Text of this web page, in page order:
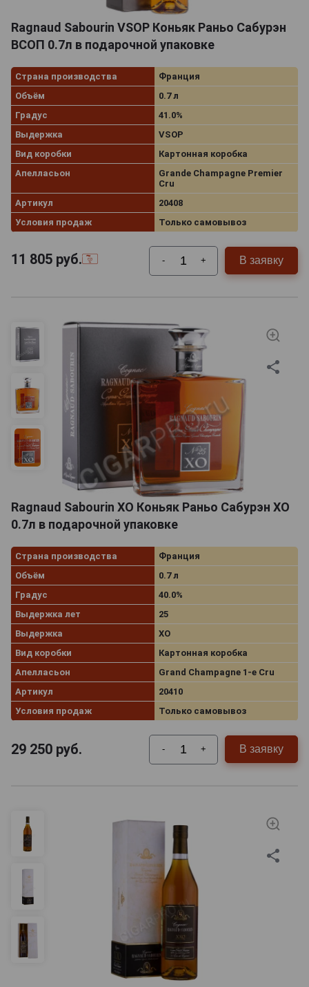
Коньячные дома такого ранга, как правило, не
практикуют применение и добавление карамели и
фильтрацию. Аромат
коньякаимеет оттенки
лимонного дерева и гоцианта, что говорит о
благородстве происхождения напитка. Цвет янтарно-
золотистый. Послевкусие приятное и
продолжительное.
Ragnaud Sabourin VSOP Коньяк Раньо Сабурэн
ВСОП 0.7л в подарочной упаковке
Страна производства
Франция
Объём
0.7 л
Градус
41.0%
Выдержка
VSOP
Вид коробки
Картонная коробка
Апелласьон
Grande Champagne Premier
Cru
Артикул
20408
Условия продаж
Только самовывоз
11 805 руб. - + В заявку
Ragnaud Sabourin XO Коньяк Раньо Сабурэн ХО
0.7л в подарочной упаковке
Страна производства
Франция
Объём
0.7 л
Градус
40.0%
Выдержка лет
25
Выдержка
XO
Вид коробки
Картонная коробка
Апелласьон
Grand Champagne 1-e Cru
Артикул
20410
Условия продаж
Только самовывоз
29 250 руб. - + В заявку